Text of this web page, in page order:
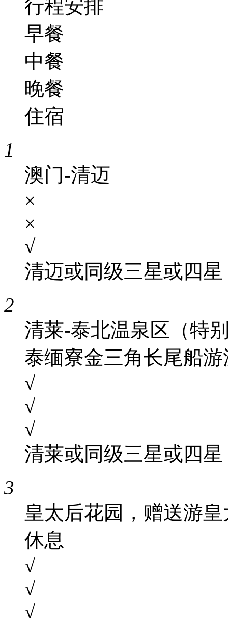
行程安排
早餐
中餐
晚餐
住宿
1
澳门-清迈
×
×
√
清迈或同级三星或四星
2
清莱-泰北温泉区（特
泰缅寮金三角长尾船
√
√
√
清莱或同级三星或四星
3
皇太后花园，赠送游
休息
√
√
√